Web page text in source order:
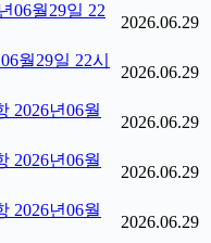
06월29일 22
2026.06.29
월29일 22시
2026.06.29
2026년06월
2026.06.29
2026년06월
2026.06.29
2026년06월
2026.06.29